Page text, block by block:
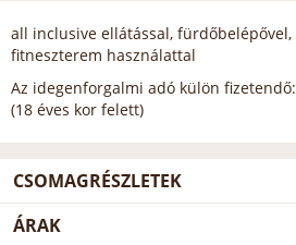
all inclusive ellátással, fürdőbelépővel,
fitneszterem használattal
Az idegenforgalmi adó külön
(18 éves kor felett)
CSOMAGRÉSZLETEK
ÁRAK